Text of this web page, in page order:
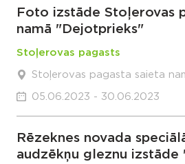
Foto izstāde Stoļerovas
namā "Dejotprieks"
Stoļerovas pagasts
Stoļerovas pagasta saieta
05.06.2023 - 30.06.2023
Rēzeknes novada
audzēkņu gleznu izstāde